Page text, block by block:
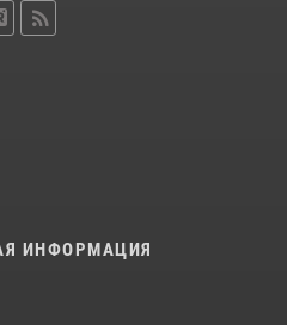
ИНФОРМАЦИЯ